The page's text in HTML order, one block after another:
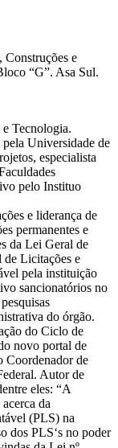
Construções e
“G”. Asa Sul.
Tecnologia.
Universidade de
especialista
pelo Instituo
e liderança de
permanentes e
da Lei Geral de
de Licitações e
pela instituição
sancionatórios no
do órgão.
do Ciclo de
novo portal de
Coordenador de
Autor de
eles: “A
da
(PLS) na
dos PLS‘s no poder